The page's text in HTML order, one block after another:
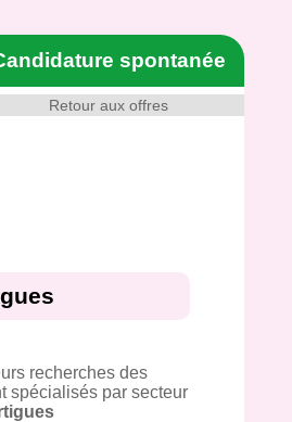
Retour aux offres
spontanée
recherches des
spécialisés par secteur